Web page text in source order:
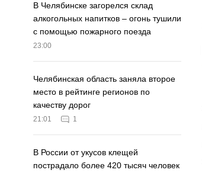
В Челябинске загорелся склад
алкогольных напитков – огонь тушили
с помощью пожарного поезда
23:00
Челябинская область заняла второе
место в рейтинге регионов по
качеству дорог
21:01 1
В России от укусов клещей
пострадало более 420 тысяч человек